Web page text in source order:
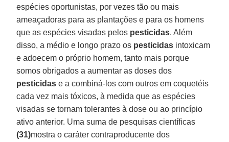
espécies oportunistas, por vezes tão ou mais
ameaçadoras para as plantações e para os homens
que as espécies visadas pelos pesticidas. Além
disso, a médio e longo prazo os pesticidas intoxicam
e adoecem o próprio homem, tanto mais porque
somos obrigados a aumentar as doses dos
pesticidas e a combiná-los com outros em coquetéis
cada vez mais tóxicos, à medida que as espécies
visadas se tornam tolerantes à dose ou ao princípio
ativo anterior. Uma suma de pesquisas científicas
(31)mostra o caráter contraproducente dos